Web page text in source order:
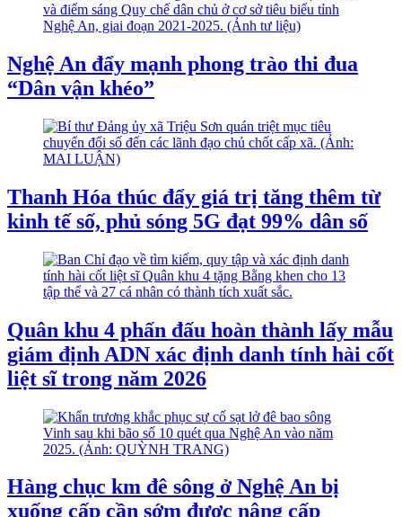
Nghệ An đẩy mạnh phong trào thi đua
“Dân vận khéo”
Thanh Hóa thúc đẩy giá trị tăng thêm từ
kinh tế số, phủ sóng 5G đạt 99% dân số
Quân khu 4 phấn đấu hoàn thành lấy mẫu
giám định ADN xác định danh tính hài cốt
liệt sĩ trong năm 2026
Hàng chục km đê sông ở Nghệ An bị
xuống cấp cần sớm được nâng cấp